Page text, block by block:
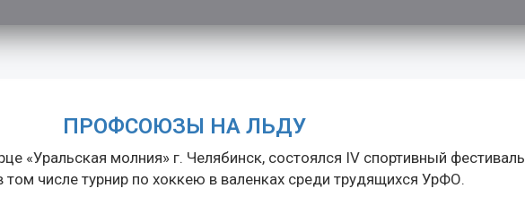
ПРОФСОЮЗЫ НА ЛЬДУ
«Уральская молния» г. Челябинск, состоялся IV спортивный фестиваль
числе турнир по хоккею в валенках среди трудящихся УрФО.